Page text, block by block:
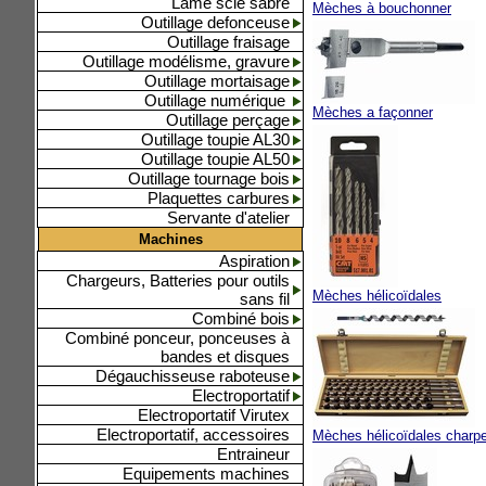
Outillage defonceuse
Outillage fraisage
Outillage modélisme, gravure
Outillage mortaisage
Outillage numérique
Outillage perçage
Outillage toupie AL30
Outillage toupie AL50
Outillage tournage bois
Plaquettes carbures
Servante d'atelier
Machines
Aspiration
Chargeurs, Batteries pour outils
sans fil
Combiné bois
Combiné ponceur, ponceuses à
bandes et disques
Dégauchisseuse raboteuse
Electroportatif
Electroportatif Virutex
Electroportatif, accessoires
Entraineur
Equipements machines
Mèches à bouchonner
Mèches a façonner
Mèches hélicoïdales
Mèches hélicoïdales